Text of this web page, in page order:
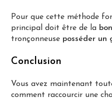
Pour que cette méthode
principal doit être de la
tronçonneuse posséder un
Conclusion
Vous avez maintenant
comment raccourcir une